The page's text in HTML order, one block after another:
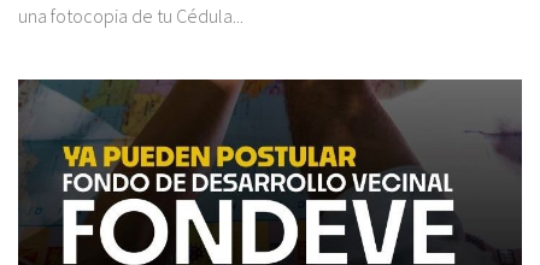
una fotocopia de tu Cédula...